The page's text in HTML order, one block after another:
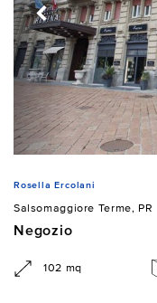
Rosella Ercolani
Salsomaggiore Terme, PR
Negozio
102 mq